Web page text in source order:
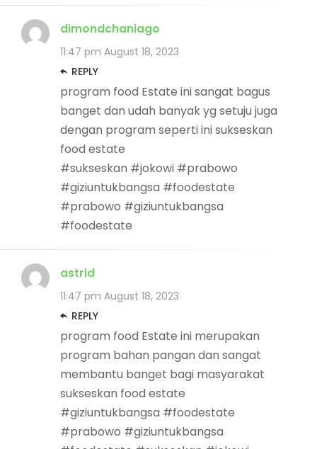
dimondchaniago
11:47 pm August 18, 2023
REPLY
program food Estate ini sangat bagus
banget dan udah banyak yg setuju juga
dengan program seperti ini sukseskan
food estate
#sukseskan #jokowi #prabowo
#giziuntukbangsa #foodestate
#prabowo #giziuntukbangsa
#foodestate
astrid
11:47 pm August 18, 2023
REPLY
program food Estate ini merupakan
program bahan pangan dan sangat
membantu banget bagi masyarakat
sukseskan food estate
#giziuntukbangsa #foodestate
#prabowo #giziuntukbangsa